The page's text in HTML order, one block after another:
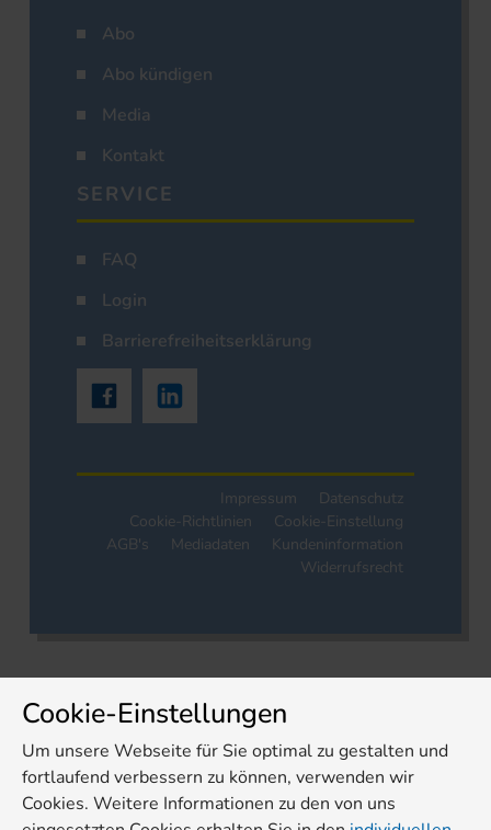
Abo
Abo kündigen
Media
Kontakt
SERVICE
FAQ
Login
Barrierefreiheitserklärung
Impressum
Datenschutz
Cookie-Richtlinien
Cookie-Einstellung
AGB's
Mediadaten
Kundeninformation
Widerrufsrecht
Cookie-Einstellungen
Um unsere Webseite für Sie optimal zu gestalten und
fortlaufend verbessern zu können, verwenden wir
Cookies. Weitere Informationen zu den von uns